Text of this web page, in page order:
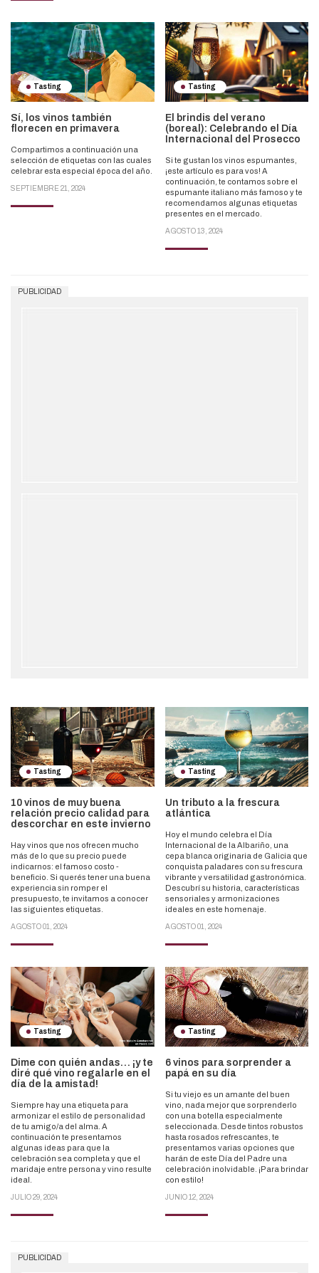
Tasting
Sí, los vinos también
florecen en primavera
Compartimos a continuación una
selección de etiquetas con las cuales
celebrar esta especial época del año.
SEPTIEMBRE 21, 2024
Tasting
El brindis del verano
(boreal): Celebrando el Día
Internacional del Prosecco
Si te gustan los vinos espumantes,
¡este artículo es para vos! A
continuación, te contamos sobre el
espumante italiano más famoso y te
recomendamos algunas etiquetas
presentes en el mercado.
AGOSTO 13, 2024
PUBLICIDAD
Tasting
10 vinos de muy buena
relación precio calidad para
descorchar en este invierno
Hay vinos que nos ofrecen mucho
más de lo que su precio puede
indicarnos: el famoso costo -
beneficio. Si querés tener una buena
experiencia sin romper el
presupuesto, te invitamos a conocer
las siguientes etiquetas.
AGOSTO 01, 2024
Tasting
Un tributo a la frescura
atlántica
Hoy el mundo celebra el Día
Internacional de la Albariño, una
cepa blanca originaria de Galicia que
conquista paladares con su frescura
vibrante y versatilidad gastronómica.
Descubrí su historia, características
sensoriales y armonizaciones
ideales en este homenaje.
AGOSTO 01, 2024
Tasting
Dime con quién andas… ¡y te
diré qué vino regalarle en el
día de la amistad!
Siempre hay una etiqueta para
armonizar el estilo de personalidad
de tu amigo/a del alma. A
continuación te presentamos
algunas ideas para que la
celebración sea completa y que el
maridaje entre persona y vino resulte
ideal.
JULIO 29, 2024
Tasting
6 vinos para sorprender a
papá en su día
Si tu viejo es un amante del buen
vino, nada mejor que sorprenderlo
con una botella especialmente
seleccionada. Desde tintos robustos
hasta rosados refrescantes, te
presentamos varias opciones que
harán de este Día del Padre una
celebración inolvidable. ¡Para brindar
con estilo!
JUNIO 12, 2024
PUBLICIDAD